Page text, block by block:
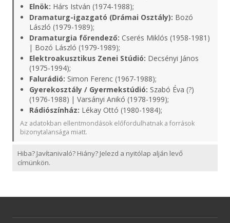
Elnök: Hárs István (1974-1988);
Dramaturg-igazgató (Drámai Osztály): Bozó
László (1979-1989);
Dramaturgia főrendező: Cserés Miklós (1958-1981)
| Bozó László (1979-1989);
Elektroakusztikus Zenei Stúdió: Decsényi János
(1975-1994);
Falurádió: Simon Ferenc (1967-1988);
Gyerekosztály / Gyermekstúdió: Szabó Éva (?)
(1976-1988) | Varsányi Anikó (1978-1999);
Rádiószínház: Lékay Ottó (1980-1984);
Az adatokban ellentmondások előfordulhatnak a források
bizonytalansága miatt.
Hiba? Javítanivaló? Hiány? Jelezd a nyitólap alján levő
címünkön.